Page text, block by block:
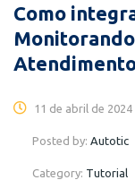
Como
11 de abril de 2024
Posted by: Autotic
Category: Tutorial